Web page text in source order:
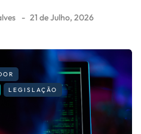
21 de Julho, 2026
LEGISLAÇÃO